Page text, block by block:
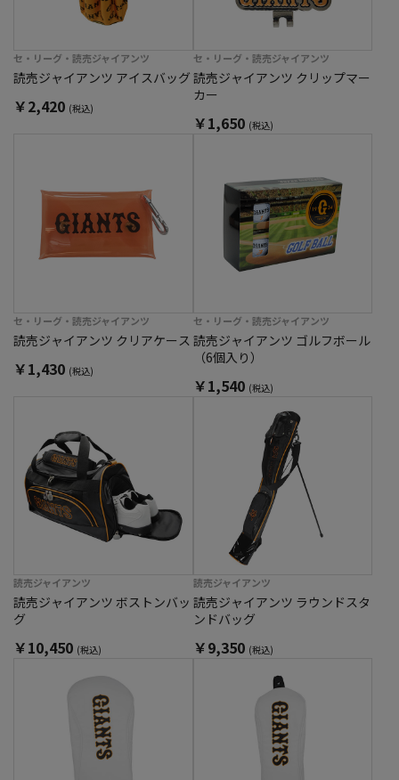
セ・リーグ・読売ジャイアンツ
読売ジャイアンツ アイスバッグ
￥2,420 (税込)
セ・リーグ・読売ジャイアンツ
読売ジャイアンツ クリップマー
カー
￥1,650 (税込)
セ・リーグ・読売ジャイアンツ
読売ジャイアンツ クリアケース
￥1,430 (税込)
セ・リーグ・読売ジャイアンツ
読売ジャイアンツ ゴルフボール
（6個入り）
￥1,540 (税込)
読売ジャイアンツ
読売ジャイアンツ ボストンバッ
グ
￥10,450 (税込)
読売ジャイアンツ
読売ジャイアンツ ラウンドスタ
ンドバッグ
￥9,350 (税込)